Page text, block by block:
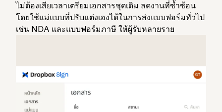
ไม่ต้องเสียเวลาเตรียมเอกสารชุดเดิม ลดงานที่ซ้ำซ้อน
โดยใช้แม่แบบที่ปรับแต่งเองได้ในการส่งแบบฟอร์มทั่วไป
เช่น NDA และแบบฟอร์มภาษี ให้ผู้รับหลายราย